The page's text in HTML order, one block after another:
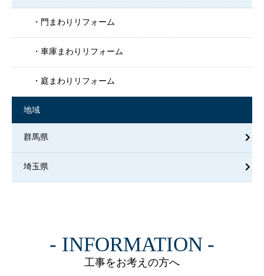
門まわりリフォーム
車庫まわりリフォーム
庭まわりリフォーム
地域
群馬県
埼玉県
INFORMATION
工事をお考えの方へ